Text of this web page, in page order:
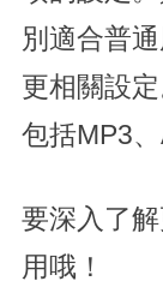
別適合普
更相關設
包括MP3
要深入了
用哦！
